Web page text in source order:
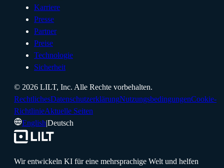
Karriere
Presse
Partner
Preise
Technologie
Sicherheit
© 2026 LILT, Inc. Alle Rechte vorbehalten.
RechtlichesDatenschutzerklärungNutzungsbedingungenCookie-
RichtlinieAktuelle Seiten
English|Deutsch
Wir entwickeln KI für eine mehrsprachige Welt und helfen